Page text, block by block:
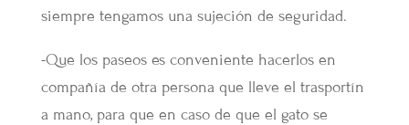
siempre tengamos una sujeción de seguridad.
-Que los paseos es conveniente hacerlos en
compañía de otra persona que lleve el trasportín
a mano, para que en caso de que el gato se